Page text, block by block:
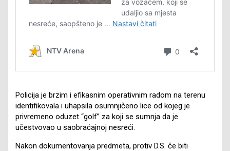
Policija je brzim i efikasnim operativnim radom na terenu
identifikovala i uhapsila osumnjičeno lice od kojeg je
privremeno oduzet “golf” za koji se sumnja da je
učestvovao u saobraćajnoj nesreći.
Nakon dokumentovanja predmeta, protiv D.S. će biti